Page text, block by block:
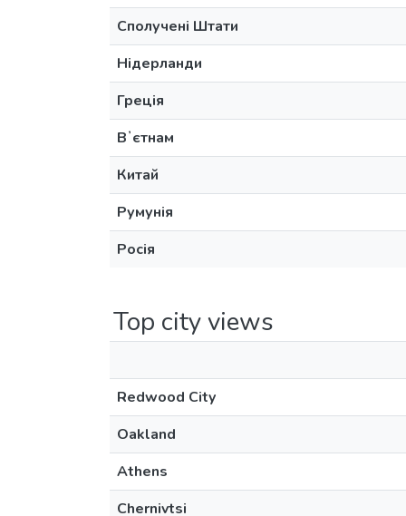
Сполучені Штати
Нідерланди
Греція
Вʼєтнам
Китай
Румунія
Росія
Top city views
Redwood City
Oakland
Athens
Chernivtsi